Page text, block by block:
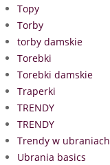
Topy
Torby
torby damskie
Torebki
Torebki damskie
Traperki
TRENDY
TRENDY
Trendy w ubraniach
Ubrania basics